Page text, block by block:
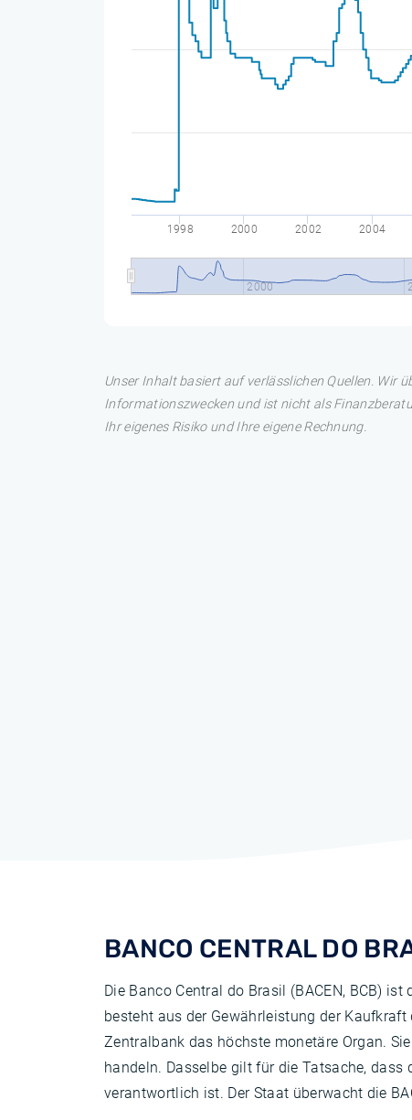
1998 2000 2002 2004
2000
Unser Inhalt basiert auf verlässlichen Quellen. Wir
Informationszwecken und ist nicht als
Ihr eigenes Risiko und Ihre eigene Rechnung.
BANCO CENTRAL DO
Die Banco Central do Brasil (BACEN, BCB)
besteht aus der Gewährleistung der
Zentralbank das höchste monetäre Organ.
handeln. Dasselbe gilt für die Tatsache,
verantwortlich ist. Der Staat überwacht die